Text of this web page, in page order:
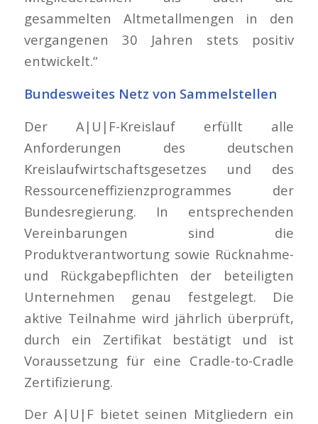
gesammelten Altmetallmengen in den
vergangenen 30 Jahren stets positiv
entwickelt.“
Bundesweites Netz von Sammelstellen
Der A|U|F-Kreislauf erfüllt alle
Anforderungen des deutschen
Kreislaufwirtschaftsgesetzes und des
Ressourceneffizienzprogrammes der
Bundesregierung. In entsprechenden
Vereinbarungen sind die
Produktverantwortung sowie Rücknahme-
und Rückgabepflichten der beteiligten
Unternehmen genau festgelegt. Die
aktive Teilnahme wird jährlich überprüft,
durch ein Zertifikat bestätigt und ist
Voraussetzung für eine Cradle-to-Cradle
Zertifizierung.
Der A|U|F bietet seinen Mitgliedern ein